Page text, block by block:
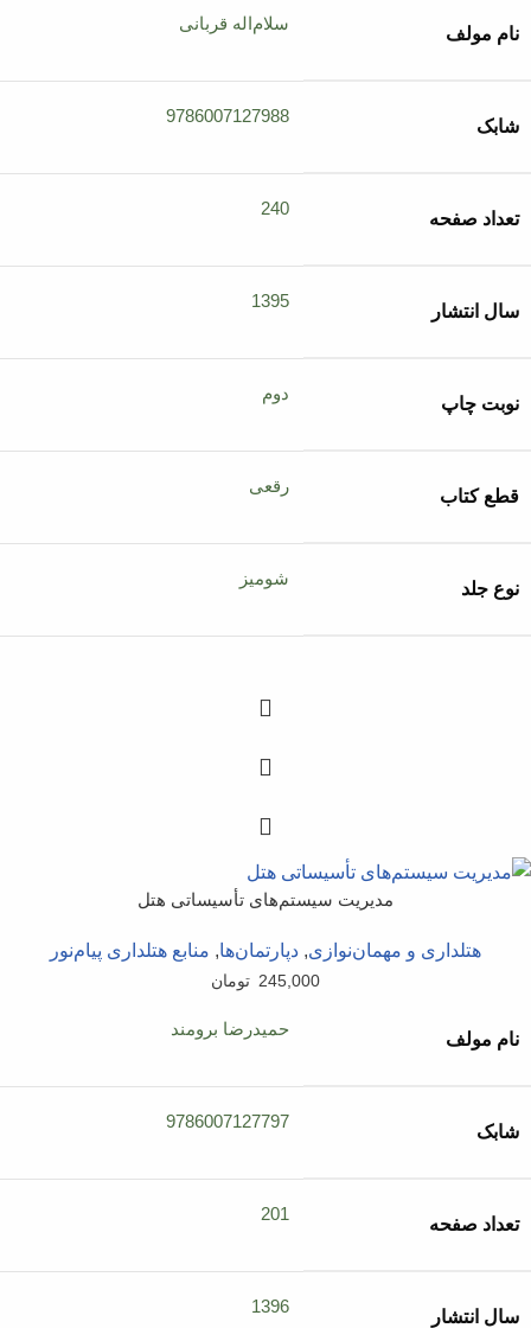
نام مولف
سلام‌اله قربانی
شابک
9786007127988
تعداد صفحه
240
سال انتشار
1395
نوبت چاپ
دوم
قطع کتاب
رقعی
نوع جلد
شومیز
مدیریت سیستم‌‌های تأسیساتی هتل
هتلداری و مهمان‌نوازی, دپارتمان‌ها, منابع هتلداری پیام‌نور
245,000 تومان
نام مولف
حمیدرضا برومند
شابک
9786007127797
تعداد صفحه
201
سال انتشار
1396